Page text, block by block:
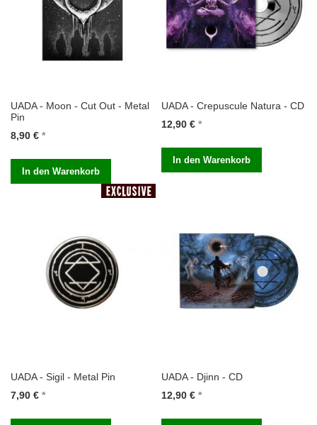
UADA - Moon - Cut Out - Metal
Pin
8,90 €
In den Warenkorb
UADA - Crepuscule Natura - CD
12,90 €
In den Warenkorb
UADA - Sigil - Metal Pin
7,90 €
UADA - Djinn - CD
12,90 €